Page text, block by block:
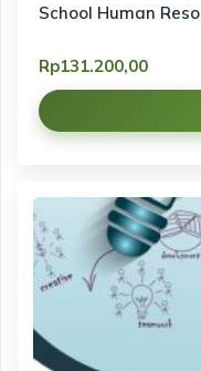
School Human
Rp131.200,00